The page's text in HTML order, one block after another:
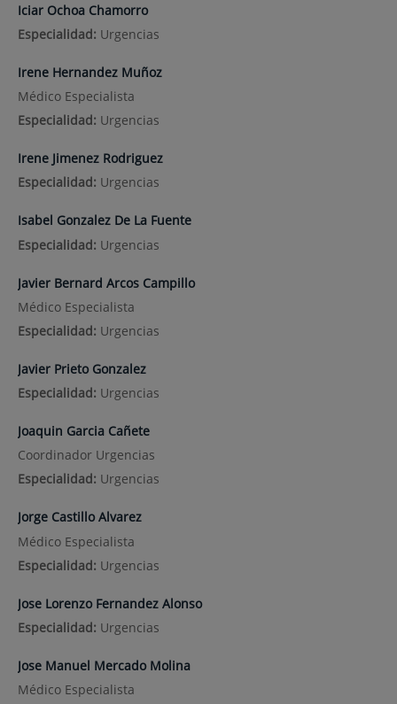
Iciar Ochoa Chamorro
Especialidad: Urgencias
Irene Hernandez Muñoz
Médico Especialista
Especialidad: Urgencias
Irene Jimenez Rodriguez
Especialidad: Urgencias
Isabel Gonzalez De La Fuente
Especialidad: Urgencias
Javier Bernard Arcos Campillo
Médico Especialista
Especialidad: Urgencias
Javier Prieto Gonzalez
Especialidad: Urgencias
Joaquin Garcia Cañete
Coordinador Urgencias
Especialidad: Urgencias
Jorge Castillo Alvarez
Médico Especialista
Especialidad: Urgencias
Jose Lorenzo Fernandez Alonso
Especialidad: Urgencias
Jose Manuel Mercado Molina
Médico Especialista